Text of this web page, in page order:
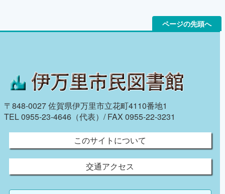
ページの先頭へ
〒848-0027 佐賀県伊万里市立花町4110番地1
TEL 0955-23-4646（代表）/ FAX 0955-22-3231
このサイトについて
交通アクセス